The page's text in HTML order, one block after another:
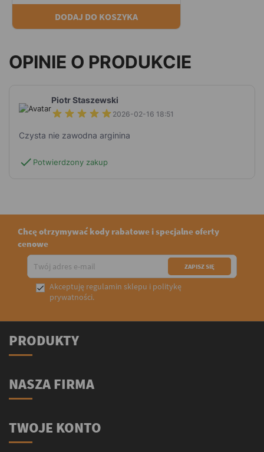
DODAJ DO KOSZYKA
OPINIE O PRODUKCIE
Piotr Staszewski
2026-02-16 18:51
Czysta nie zawodna arginina
check Potwierdzony zakup
Chcę otrzymywać kody rabatowe i specjalne oferty
cenowe
 Akceptuję regulamin sklepu i politykę
prywatności.
PRODUKTY
NASZA FIRMA
TWOJE KONTO